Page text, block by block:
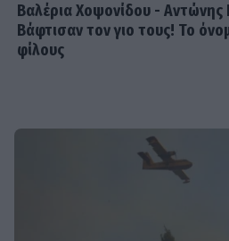
Βαλέρια Χοψονίδου - Αντώνης
Βάφτισαν τον γιο τους! Το
φίλους